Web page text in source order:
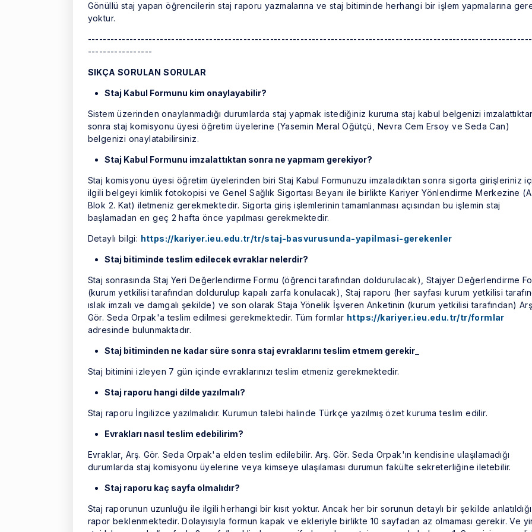
Gönüllü staj yapan öğrencilerin staj raporu yazmalarına ve staj bitiminde herhangi bir işlem yapmalarına
yoktur.
-----------------
SIKÇA SORULAN SORULAR
Staj Kabul Formunu kim onaylayabilir?
Sistem üzerinden onaylanmadığı durumlarda staj yapmak istediğiniz kuruma staj kabul belgenizi
sonra staj komisyonu üyesi öğretim üyelerine (Yasemin Meral Öğütçü, Nevra Cem Ersoy ve Seda Can)
belgenizi onaylatabilirsiniz.
Staj Kabul Formunu imzalattıktan sonra ne yapmam gerekiyor?
Staj komisyonu üyesi öğretim üyelerinden biri Staj Kabul Formunuzu imzaladıktan sonra sigorta girişleriniz
ilgili belgeyi kimlik fotokopisi ve Genel Sağlık Sigortası Beyanı ile birlikte Kariyer Yönlendirme Merkezine (A
Blok 2. Kat) iletmeniz gerekmektedir. Sigorta giriş işlemlerinin tamamlanması açısından bu işlemin staj
başlamadan en geç 2 hafta önce yapılması gerekmektedir.
Detaylı bilgi: https://kariyer.ieu.edu.tr/tr/staj-basvurusunda-yapilmasi-gerekenler
Staj bitiminde teslim edilecek evraklar nelerdir?
Staj sonrasında Staj Yeri Değerlendirme Formu (öğrenci tarafından doldurulacak), Stajyer Değerlendirme
(kurum yetkilisi tarafından doldurulup kapalı zarfa konulacak), Staj raporu (her sayfası kurum yetkilisi
ıslak imzalı ve damgalı şekilde) ve son olarak Staja Yönelik İşveren Anketinin (kurum yetkilisi tarafından)
Gör. Seda Orpak'a teslim edilmesi gerekmektedir. Tüm formlar https://kariyer.ieu.edu.tr/tr/formlar
adresinde bulunmaktadır.
Staj bitiminden ne kadar süre sonra staj evraklarını teslim etmem gerekir_
Staj bitimini izleyen 7 gün içinde evraklarınızı teslim etmeniz gerekmektedir.
Staj raporu hangi dilde yazılmalı?
Staj raporu İngilizce yazılmalıdır. Kurumun talebi halinde Türkçe yazılmış özet kuruma teslim edilir.
Evrakları nasıl teslim edebilirim?
Evraklar, Arş. Gör. Seda Orpak'a elden teslim edilebilir. Arş. Gör. Seda Orpak'ın kendisine ulaşılamadığı
durumlarda staj komisyonu üyelerine veya kimseye ulaşılaması durumun fakülte sekreterliğine iletebilir.
Staj raporu kaç sayfa olmalıdır?
Staj raporunun uzunluğu ile ilgili herhangi bir kısıt yoktur. Ancak her bir sorunun detaylı bir şekilde
rapor beklenmektedir. Dolayısıyla formun kapak ve ekleriyle birlikte 10 sayfadan az olmaması gerekir. Ve